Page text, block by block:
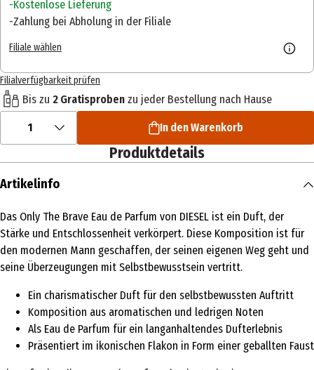
Kostenlose Lieferung
Zahlung bei Abholung in der Filiale
Filiale wählen
Filialverfügbarkeit prüfen
Bis zu 2 Gratisproben zu jeder Bestellung nach Hause
1 In den Warenkorb
Produktdetails
Artikelinfo
Das Only The Brave Eau de Parfum von DIESEL ist ein Duft, der
Stärke und Entschlossenheit verkörpert. Diese Komposition ist für
den modernen Mann geschaffen, der seinen eigenen Weg geht und
seine Überzeugungen mit Selbstbewusstsein vertritt.
Ein charismatischer Duft für den selbstbewussten Auftritt
Komposition aus aromatischen und ledrigen Noten
Als Eau de Parfum für ein langanhaltendes Dufterlebnis
Präsentiert im ikonischen Flakon in Form einer geballten Faust